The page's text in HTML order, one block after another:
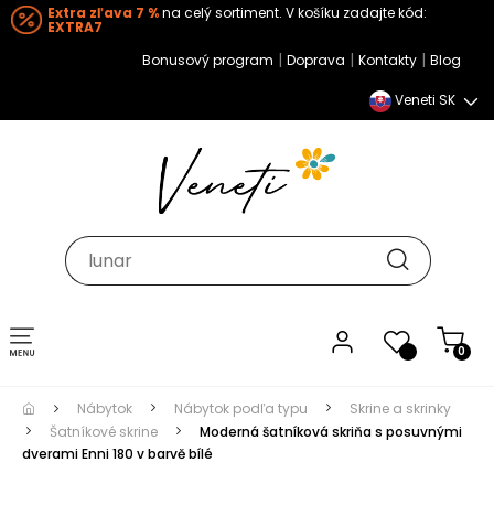
Extra zľava 7 %na celý sortiment. V košíku zadajte kód:
EXTRA7
Bonusový program | Doprava | Kontakty | Blog
Veneti SK
0
Toggle navigation
Nábytok Nábytok podľa typu
Skrine a skrinky
Šatníkové skrine
Moderná šatníková skriňa s posuvnými
dverami Enni 180 v barvě bílé